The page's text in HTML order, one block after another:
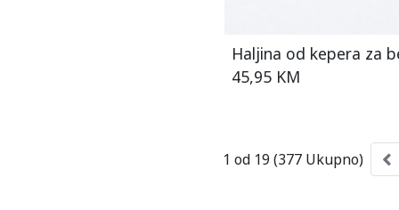
Haljina od kepera za
45,95 KM
1 od 19 (377 Ukupno)